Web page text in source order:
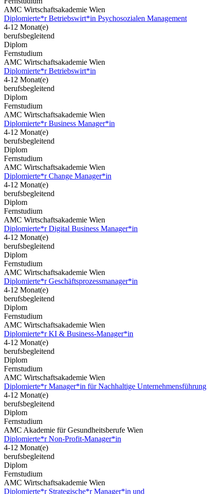
AMC Wirtschaftsakademie Wien
Diplomierte*r Betriebswirt*in Psychosozialen Management
4-12 Monat(e)
berufsbegleitend
Diplom
Fernstudium
AMC Wirtschaftsakademie Wien
Diplomierte*r Betriebswirt*in
4-12 Monat(e)
berufsbegleitend
Diplom
Fernstudium
AMC Wirtschaftsakademie Wien
Diplomierte*r Business Manager*in
4-12 Monat(e)
berufsbegleitend
Diplom
Fernstudium
AMC Wirtschaftsakademie Wien
Diplomierte*r Change Manager*in
4-12 Monat(e)
berufsbegleitend
Diplom
Fernstudium
AMC Wirtschaftsakademie Wien
Diplomierte*r Digital Business Manager*in
4-12 Monat(e)
berufsbegleitend
Diplom
Fernstudium
AMC Wirtschaftsakademie Wien
Diplomierte*r Geschäftsprozessmanager*in
4-12 Monat(e)
berufsbegleitend
Diplom
Fernstudium
AMC Wirtschaftsakademie Wien
Diplomierte*r KI & Business-Manager*in
4-12 Monat(e)
berufsbegleitend
Diplom
Fernstudium
AMC Wirtschaftsakademie Wien
Diplomierte*r Manager*in für Nachhaltige Unternehmensführung
4-12 Monat(e)
berufsbegleitend
Diplom
Fernstudium
AMC Akademie für Gesundheitsberufe Wien
Diplomierte*r Non-Profit-Manager*in
4-12 Monat(e)
berufsbegleitend
Diplom
Fernstudium
AMC Wirtschaftsakademie Wien
Diplomierte*r Strategische*r Manager*in und